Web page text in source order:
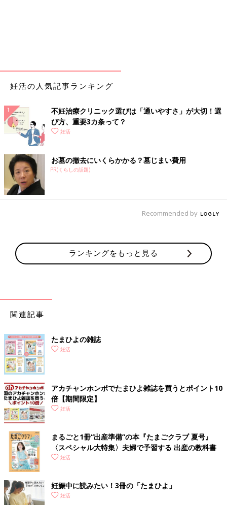
妊活の人気記事ランキング
不妊治療クリニック選びは「通いやすさ」が大切！選
び方、重要3カ条って？
妊活
お墓の撤去にいくらかかる？墓じまい費用
PR(くらしの話題)
Recommended by
ランキングをもっと見る
関連記事
たまひよの雑誌
妊活
アカチャンホンポでたまひよ雑誌を買うとポイント10
倍【期間限定】
妊活
まるごと1冊“出産準備”の本『たまごクラブ 夏号』
〈スペシャル大特集〉夫婦で予習する 出産の教科書
妊活
妊娠中に読みたい！3冊の「たまひよ」
妊活